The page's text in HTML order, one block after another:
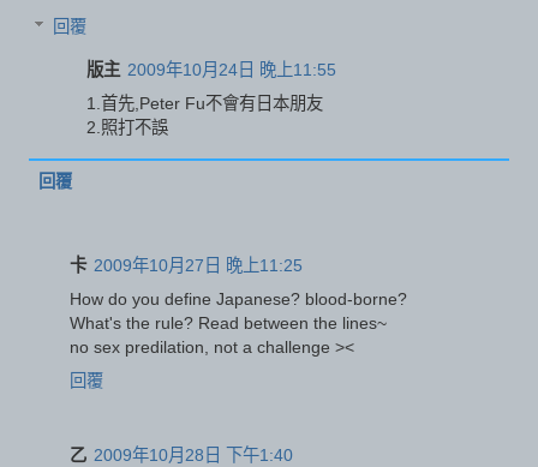
回覆
版主 2009年10月24日 晚上11:55
1.首先,Peter Fu不會有日本朋友
2.照打不誤
回覆
卡 2009年10月27日 晚上11:25
How do you define Japanese? blood-borne?
What's the rule? Read between the lines~
no sex predilation, not a challenge ><
回覆
乙 2009年10月28日 下午1:40